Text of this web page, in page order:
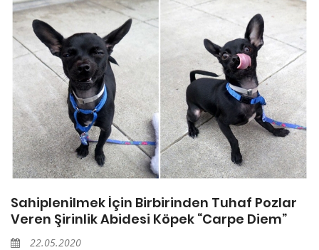
Sahiplenilmek İçin Birbirinden Tuhaf Pozlar
Veren Şirinlik Abidesi Köpek “Carpe Diem”
22.05.2020